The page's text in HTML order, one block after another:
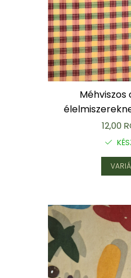
Gyerek ékszerek
Nyaklánc / Medál
Barátság nyaklánc
Haj kiegészítők
Ezüst ékszerek
Ékszer szett
12,00